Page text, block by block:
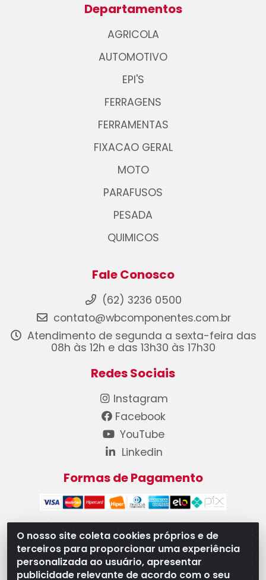
O nosso site coleta cookies próprios e de
terceiros para proporcionar uma experiência
personalizada ao usuário, apresentar
publicidade relevante de acordo com o seu
Departamentos
AGRICOLA
AUTOMOTIVO
EPI'S
FERRAGENS
FERRAMENTAS
FIXACAO GERAL
MOTO
PARAFUSOS
PESADA
QUIMICOS
Fale Conosco
(62) 3236 0500
contato@wbcomponentes.com.br
Atendimento de segunda a sexta-feira das
08h às 12h e das 13h30 às 17h30
Redes Sociais
Instagram
Facebook
YouTube
Linkedin
Formas de Pagamento
WB Componentes Automotivos LTDA - CNPJ
08.528.393/0001-12 - Rua do Níquel, 667 - Parque
Oeste Industrial, Goiânia/GO - CEP 74375-660